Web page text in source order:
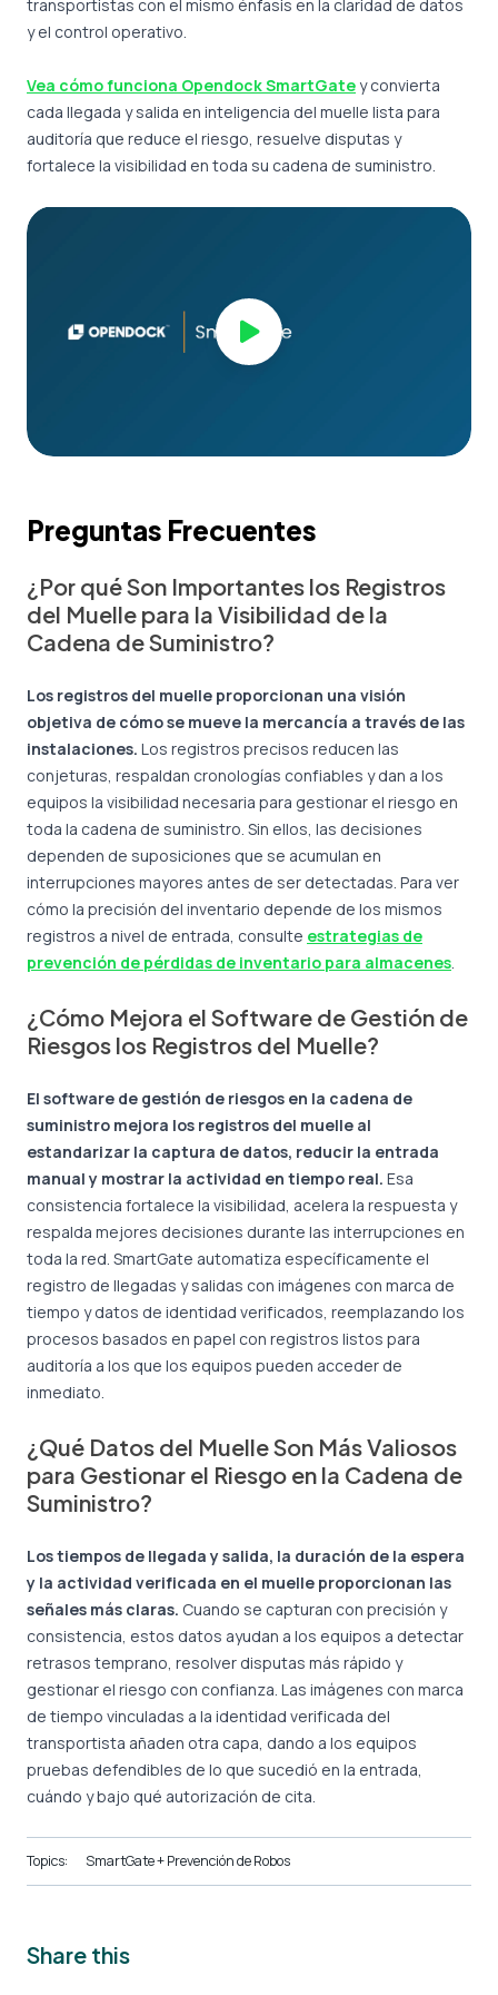
transportistas con el mismo énfasis en la claridad de datos
y el control operativo.
Vea cómo funciona Opendock SmartGate y convierta
cada llegada y salida en inteligencia del muelle lista para
auditoría que reduce el riesgo, resuelve disputas y
fortalece la visibilidad en toda su cadena de suministro.
Preguntas Frecuentes
¿Por qué Son Importantes los Registros
del Muelle para la Visibilidad de la
Cadena de Suministro?
Los registros del muelle proporcionan una visión
objetiva de cómo se mueve la mercancía a través de las
instalaciones. Los registros precisos reducen las
conjeturas, respaldan cronologías confiables y dan a los
equipos la visibilidad necesaria para gestionar el riesgo en
toda la cadena de suministro. Sin ellos, las decisiones
dependen de suposiciones que se acumulan en
interrupciones mayores antes de ser detectadas. Para ver
cómo la precisión del inventario depende de los mismos
registros a nivel de entrada, consulte estrategias de
prevención de pérdidas de inventario para almacenes.
¿Cómo Mejora el Software de Gestión de
Riesgos los Registros del Muelle?
El software de gestión de riesgos en la cadena de
suministro mejora los registros del muelle al
estandarizar la captura de datos, reducir la entrada
manual y mostrar la actividad en tiempo real. Esa
consistencia fortalece la visibilidad, acelera la respuesta y
respalda mejores decisiones durante las interrupciones en
toda la red. SmartGate automatiza específicamente el
registro de llegadas y salidas con imágenes con marca de
tiempo y datos de identidad verificados, reemplazando los
procesos basados en papel con registros listos para
auditoría a los que los equipos pueden acceder de
inmediato.
¿Qué Datos del Muelle Son Más Valiosos
para Gestionar el Riesgo en la Cadena de
Suministro?
Los tiempos de llegada y salida, la duración de la espera
y la actividad verificada en el muelle proporcionan las
señales más claras. Cuando se capturan con precisión y
consistencia, estos datos ayudan a los equipos a detectar
retrasos temprano, resolver disputas más rápido y
gestionar el riesgo con confianza. Las imágenes con marca
de tiempo vinculadas a la identidad verificada del
transportista añaden otra capa, dando a los equipos
pruebas defendibles de lo que sucedió en la entrada,
cuándo y bajo qué autorización de cita.
Topics: SmartGate + Prevención de Robos
Share this